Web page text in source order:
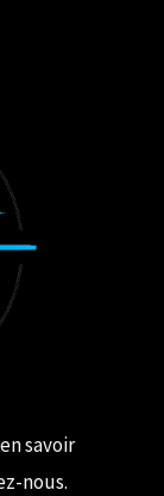
savoir
nous.